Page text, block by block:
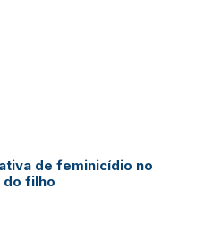
de feminicídio no
do filho